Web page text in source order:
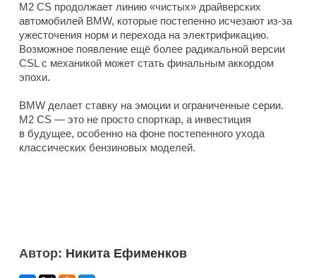
M2 CS продолжает линию «чистых» драйверских
автомобилей BMW, которые постепенно исчезают из-за
ужесточения норм и перехода на электрификацию.
Возможное появление ещё более радикальной версии
CSL с механикой может стать финальным аккордом
эпохи.
BMW делает ставку на эмоции и ограниченные серии.
M2 CS — это не просто спорткар, а инвестиция
в будущее, особенно на фоне постепенного ухода
классических бензиновых моделей.
Автор: Никита Ефименков